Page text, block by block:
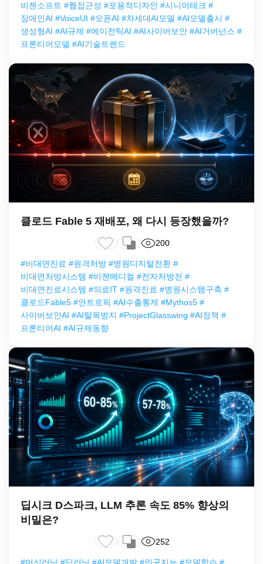
비젠소프트 #웹접근성 #포용적디자인 #시니어테크 #
장애인AI #VoiceUI #오픈AI #차세대AI모델 #AI모델출시 #
생성형AI #AI규제 #에이전틱AI #AI사이버보안 #AI거버넌스 #
프론티어모델 #AI기술트렌드
클로드 Fable 5 재배포, 왜 다시 등장했을까?
200
#비대면진료 #원격처방 #병원디지털전환 #
비대면처방시스템 #비젠메디컬 #전자처방전 #
비대면진료시스템 #의료IT #원격진료 #병원시스템구축 #
클로드Fable5 #안트로픽 #AI수출통제 #Mythos5 #
사이버보안AI #AI탈옥방지 #ProjectGlasswing #AI정책 #
프론티어AI #AI규제동향
딥시크 D스파크, LLM 추론 속도 85% 향상의
비밀은?
252